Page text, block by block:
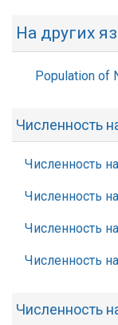
На других
Population of
Численность
Численность
Численность
Численность
Численность
Численность